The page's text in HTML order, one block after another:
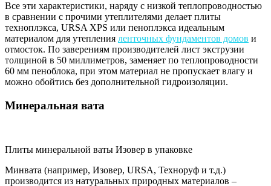
Все эти характеристики, наряду с низкой теплопроводностью
в сравнении с прочими утеплителями делает плиты
техноплэкса, URSA XPS или пеноплэкса идеальным
материалом для утепления ленточных фундаментов домов и
отмосток. По заверениям производителей лист экструзии
толщиной в 50 миллиметров, заменяет по теплопроводности
60 мм пеноблока, при этом материал не пропускает влагу и
можно обойтись без дополнительной гидроизоляции.
Минеральная вата
Плиты минеральной ваты Изовер в упаковке
Минвата (например, Изовер, URSA, Техноруф и т.д.)
производится из натуральных природных материалов –